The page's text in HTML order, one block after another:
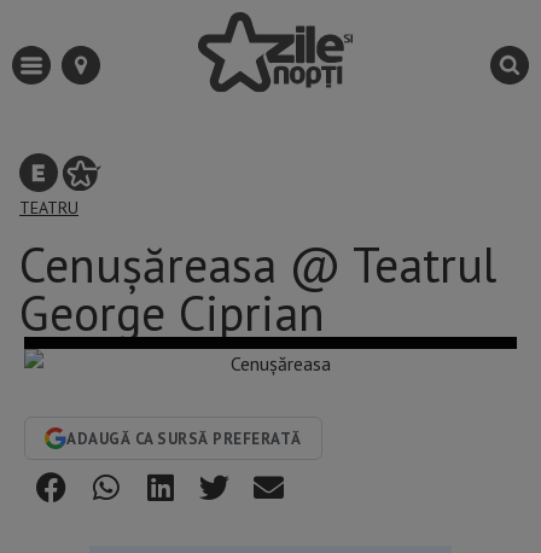
TEATRU
Cenușăreasa @ Teatrul
George Ciprian
ADAUGĂ CA SURSĂ PREFERATĂ